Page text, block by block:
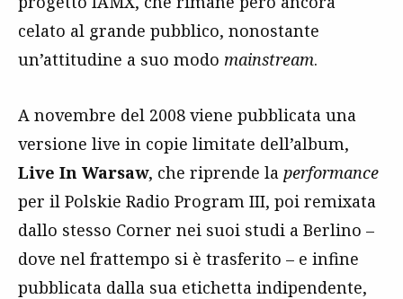
celato al grande pubblico, nonostante
un’attitudine a suo modo mainstream.
A novembre del 2008 viene pubblicata una
versione live in copie limitate dell’album,
Live In Warsaw, che riprende la performance
per il Polskie Radio Program III, poi remixata
dallo stesso Corner nei suoi studi a Berlino –
dove nel frattempo si è trasferito – e infine
pubblicata dalla sua etichetta indipendente,